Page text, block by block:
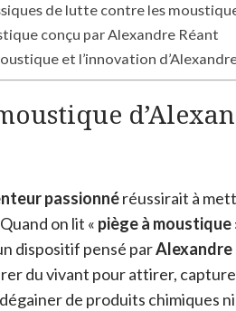
de lutte contre les
conçu par Alexandre Réant
et l’innovation
passionnéréussirait à
on lit « piège à moustique
dispositif pensé parAlexandre
du vivant pour attirer,
de produits chimiques